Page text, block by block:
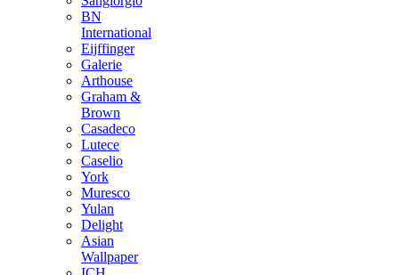
BN
International
Eijffinger
Galerie
Arthouse
Graham &
Brown
Casadeco
Lutece
Caselio
York
Muresco
Yulan
Delight
Asian
Wallpaper